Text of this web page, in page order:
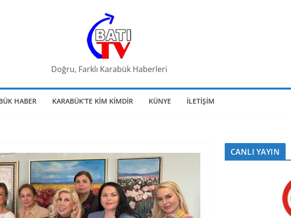
Doğru, Farklı Karabük Haberleri
HABER KARABÜK’TE KIM KIMDIR KÜNYE İLETIŞIM
CANLI YAYIN